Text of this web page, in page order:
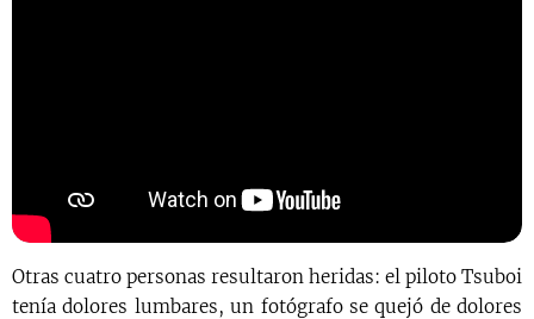
Otras cuatro personas resultaron heridas: el piloto Tsuboi
tenía dolores lumbares, un fotógrafo se quejó de dolores